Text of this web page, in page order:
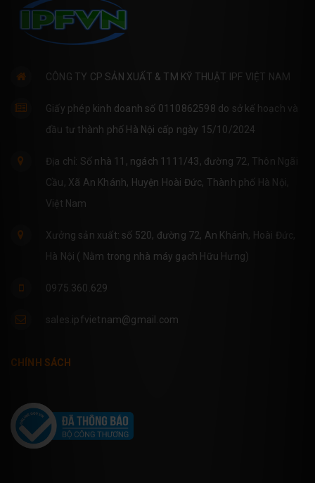
CÔNG TY CP SẢN XUẤT & TM KỸ THUẬT IPF VIỆT NAM
Giấy phép kinh doanh số 0110862598 do sở kế hoạch và
đầu tư thành phố Hà Nội cấp ngày 15/10/2024
Địa chỉ: Số nhà 11, ngách 1111/43, đường 72, Thôn Ngãi
Cầu, Xã An Khánh, Huyện Hoài Đức, Thành phố Hà Nội,
Việt Nam
Xưởng sản xuất: số 520, đường 72, An Khánh, Hoài Đức,
Hà Nội ( Nằm trong nhà máy gạch Hữu Hưng)
0975.360.629
sales.ipfvietnam@gmail.com
CHÍNH SÁCH